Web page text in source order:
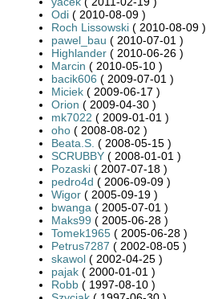
Odi ( 2010-08-09 )
Roch Lissowski ( 2010-08-09 )
pawel_bau ( 2010-07-01 )
Highlander ( 2010-06-26 )
Marcin ( 2010-05-10 )
bacik606 ( 2009-07-01 )
Miciek ( 2009-06-17 )
Orion ( 2009-04-30 )
mk7022 ( 2009-01-01 )
oho ( 2008-08-02 )
Beata.S. ( 2008-05-15 )
SCRUBBY ( 2008-01-01 )
Pozaski ( 2007-07-18 )
pedro4d ( 2006-09-09 )
Wigor ( 2005-09-19 )
bwanga ( 2005-07-01 )
Maks99 ( 2005-06-28 )
Tomek1965 ( 2005-06-28 )
Petrus7287 ( 2002-08-05 )
skawol ( 2002-04-25 )
pajak ( 2000-01-01 )
Robb ( 1997-08-10 )